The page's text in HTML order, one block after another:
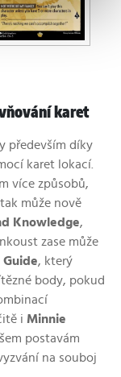
karet
především díky
karet lokací.
více způsobů,
může nově
Knowledge,
zase může
Guide, který
body, pokud
i Minnie
postavám
na souboj